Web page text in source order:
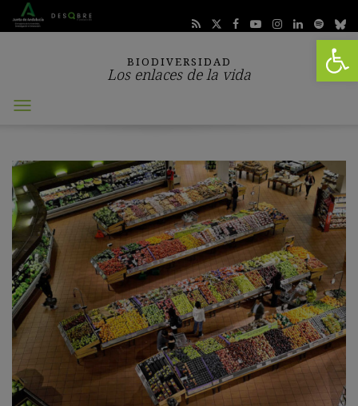
Abrir
BIODIVERSIDAD
Los enlaces de la vida
Abrir